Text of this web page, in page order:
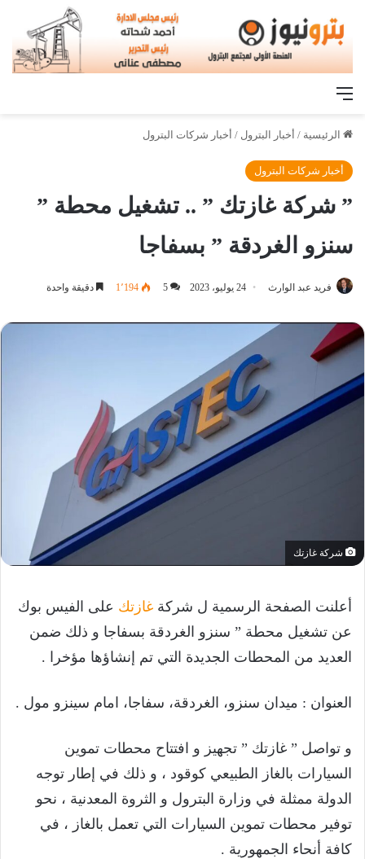
القائمة
الرئيسية / أخبار البترول / أخبار شركات البترول
أخبار شركات البترول
” شركة غازتك ” .. تشغيل محطة ”
سنزو الغردقة ” بسفاجا
فريد عبد الوارث 24 يوليو، 2023 5 1٬194 دقيقة واحدة
شركة غازتك
أعلنت الصفحة الرسمية ل شركة غازتك على الفيس بوك
عن تشغيل محطة ” سنزو الغردقة بسفاجا و ذلك ضمن
العديد من المحطات الجديدة التي تم إنشاؤها مؤخرا .
العنوان : ميدان سنزو، الغردقة، سفاجا، امام سينزو مول .
و تواصل ” غازتك ” تجهيز و افتتاح محطات تموين
السيارات بالغاز الطبيعي كوقود ، و ذلك في إطار توجه
الدولة ممثلة في وزارة البترول و الثروة المعدنية ، نحو
توفير محطات تموين السيارات التي تعمل بالغاز ، في
كافة أنحاء الجمهورية .